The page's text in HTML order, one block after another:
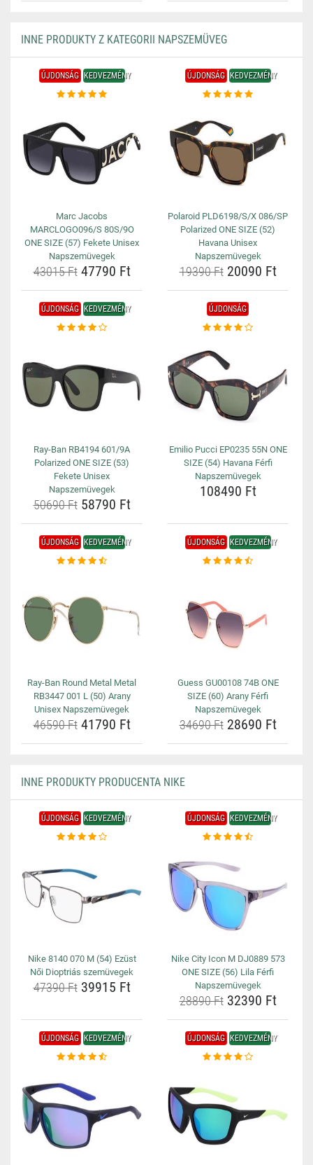
INNE PRODUKTY Z KATEGORII NAPSZEMÜVEG
ÚJDONSÁG KEDVEZMÉNY
Marc Jacobs
MARCLOGO096/S 80S/9O
ONE SIZE (57) Fekete Unisex
Napszemüvegek
43015 Ft47790 Ft
ÚJDONSÁG KEDVEZMÉNY
Polaroid PLD6198/S/X 086/SP
Polarized ONE SIZE (52)
Havana Unisex
Napszemüvegek
19390 Ft20090 Ft
ÚJDONSÁG KEDVEZMÉNY
Ray-Ban RB4194 601/9A
Polarized ONE SIZE (53)
Fekete Unisex
Napszemüvegek
50690 Ft58790 Ft
ÚJDONSÁG
Emilio Pucci EP0235 55N ONE
SIZE (54) Havana Férfi
Napszemüvegek
108490 Ft
ÚJDONSÁG KEDVEZMÉNY
Ray-Ban Round Metal Metal
RB3447 001 L (50) Arany
Unisex Napszemüvegek
46590 Ft41790 Ft
ÚJDONSÁG KEDVEZMÉNY
Guess GU00108 74B ONE
SIZE (60) Arany Férfi
Napszemüvegek
34690 Ft28690 Ft
INNE PRODUKTY PRODUCENTA NIKE
ÚJDONSÁG KEDVEZMÉNY
Nike 8140 070 M (54) Ezüst
Női Dioptriás szemüvegek
47390 Ft39915 Ft
ÚJDONSÁG KEDVEZMÉNY
Nike City Icon M DJ0889 573
ONE SIZE (56) Lila Férfi
Napszemüvegek
28890 Ft32390 Ft
ÚJDONSÁG KEDVEZMÉNY ÚJDONSÁG KEDVEZMÉNY